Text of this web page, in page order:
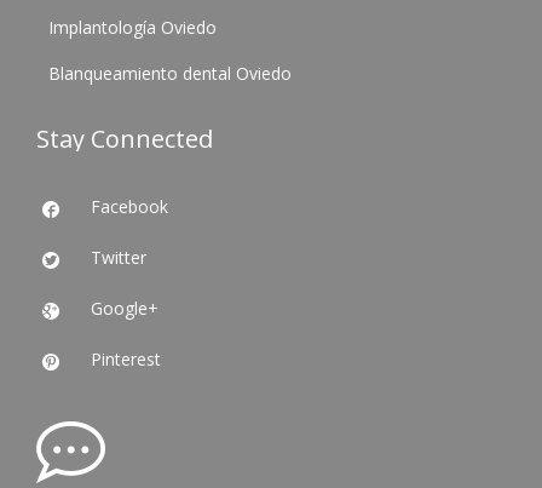
Implantología Oviedo
Blanqueamiento dental Oviedo
Stay Connected
 Facebook
 Twitter
 Google+
 Pinterest